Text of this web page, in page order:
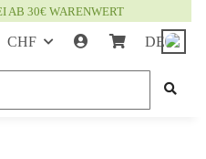
AB 30€ WARENWERT
CHF DE